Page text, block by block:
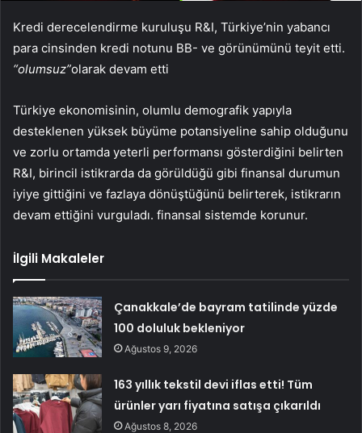
Kredi derecelendirme kuruluşu R&I, Türkiye’nin yabancı
para cinsinden kredi notunu BB- ve görünümünü teyit etti.
“olumsuz”olarak devam etti
Türkiye ekonomisinin, olumlu demografik yapıyla
desteklenen yüksek büyüme potansiyeline sahip olduğunu
ve zorlu ortamda yeterli performansı gösterdiğini belirten
R&I, birincil istikrarda da görüldüğü gibi finansal durumun
iyiye gittiğini ve fazlaya dönüştüğünü belirterek, istikrarın
devam ettiğini vurguladı. finansal sistemde korunur.
İlgili Makaleler
Çanakkale’de bayram tatilinde yüzde
100 doluluk bekleniyor
Ağustos 9, 2026
163 yıllık tekstil devi iflas etti! Tüm
ürünler yarı fiyatına satışa çıkarıldı
Ağustos 8, 2026